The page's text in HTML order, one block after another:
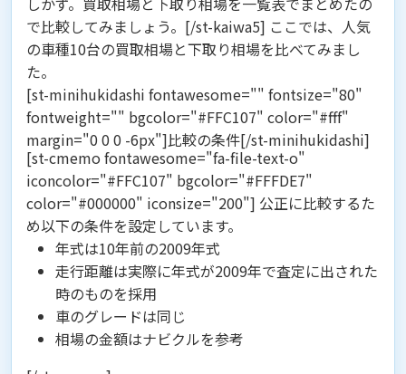
で比較してみましょう。[/st-kaiwa5] ここでは、人気
の車種10台の買取相場と下取り相場を比べてみまし
た。
[st-minihukidashi fontawesome="" fontsize="80"
fontweight="" bgcolor="#FFC107" color="#fff"
margin="0 0 0 -6px"]比較の条件[/st-minihukidashi]
[st-cmemo fontawesome="fa-file-text-o"
iconcolor="#FFC107" bgcolor="#FFFDE7"
color="#000000" iconsize="200"] 公正に比較するた
め以下の条件を設定しています。
年式は10年前の2009年式
走行距離は実際に年式が2009年で査定に出された
時のものを採用
車のグレードは同じ
相場の金額はナビクルを参考